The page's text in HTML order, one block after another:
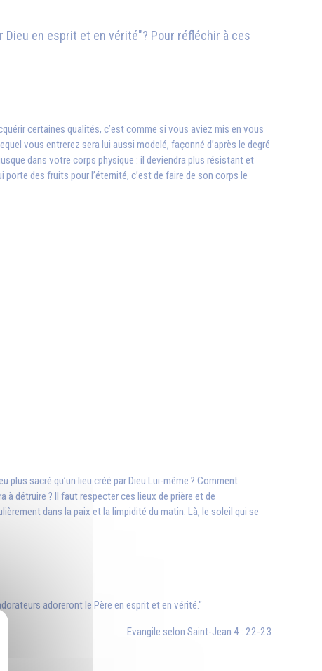
en esprit et en vérité"? Pour réfléchir à ces
certaines qualités, c’est comme si vous aviez mis en vous
vous entrerez sera lui aussi modelé, façonné d’après le degré
dans votre corps physique : il deviendra plus résistant et
des fruits pour l’éternité, c’est de faire de son corps le
sacré qu’un lieu créé par Dieu Lui-même ? Comment
à détruire ? Il faut respecter ces lieux de prière et de
dans la paix et la limpidité du matin. Là, le soleil qui se
adoreront le Père en esprit et en vérité."
Evangile selon Saint-Jean 4 : 22-23